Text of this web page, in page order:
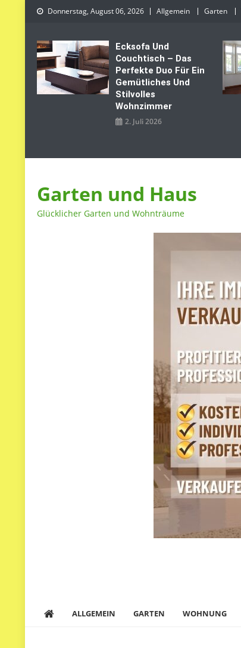
Skip
Donnerstag, August 06, 2026 Allgemein Garten
Ecksofa Und
Couchtisch – Das
Perfekte Duo Für Ein
Gemütliches Und
Stilvolles
Wohnzimmer
2. Juli 2026
Garten und Haus
Glücklicher Garten und Wohnträume
ALLGEMEIN GARTEN WOHNUNG